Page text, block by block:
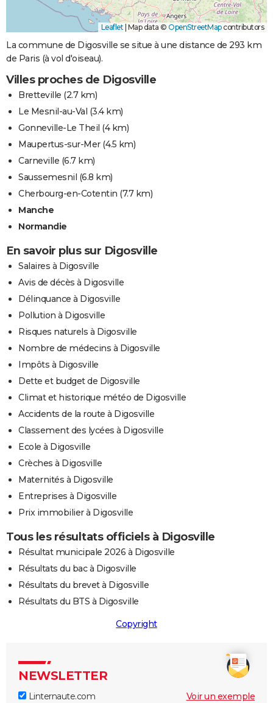
Leaflet Map data © OpenStreetMapcontributors
La commune de Digosville se situe à une distance de 293 km
de Paris (à vol d'oiseau).
Villes proches de Digosville
Bretteville (2.7 km)
Le Mesnil-au-Val (3.4 km)
Gonneville-Le Theil (4 km)
Maupertus-sur-Mer(4.5 km)
Carneville (6.7 km)
Saussemesnil (6.8 km)
Cherbourg-en-Cotentin (7.7 km)
Manche
Normandie
En savoir plus sur Digosville
Salaires à Digosville
Avis de décès à Digosville
Délinquance à Digosville
Pollution à Digosville
Risques naturels à Digosville
Nombre de médecins à Digosville
Impôts à Digosville
Dette et budget de Digosville
Climat et historique météo de Digosville
Accidents de la route à Digosville
Classement des lycées à Digosville
Ecole à Digosville
Crèches à Digosville
Maternités à Digosville
Entreprises à Digosville
Prix immobilier à Digosville
Tous les résultats officiels à Digosville
Résultat municipale 2026 à Digosville
Résultats du bac à Digosville
Résultats du brevet à Digosville
Résultats du BTS à Digosville
Copyright
NEWSLETTER
Linternaute.com Voir un exemple